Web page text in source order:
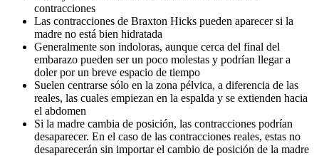
contracciones
Las contracciones de Braxton Hicks pueden aparecer si la
madre no está bien hidratada
Generalmente son indoloras, aunque cerca del final del
embarazo pueden ser un poco molestas y podrían llegar a
doler por un breve espacio de tiempo
Suelen centrarse sólo en la zona pélvica, a diferencia de las
reales, las cuales empiezan en la espalda y se extienden hacia
el abdomen
Si la madre cambia de posición, las contracciones podrían
desaparecer. En el caso de las contracciones reales, estas no
desaparecerán sin importar el cambio de posición de la madre